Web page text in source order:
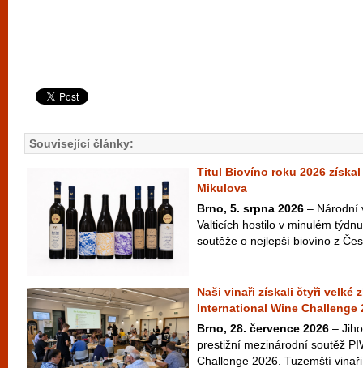
Související články:
Titul Biovíno roku 2026
Mikulova
Brno, 5. srpna 2026 – Národní
Valticích hostilo v minulém
soutěže o nejlepší biovíno z
Naši vinaři získali čtyři velké
International Wine Challenge
Brno, 28. července 2026 –
prestižní mezinárodní soutěž
Challenge 2026. Tuzemští